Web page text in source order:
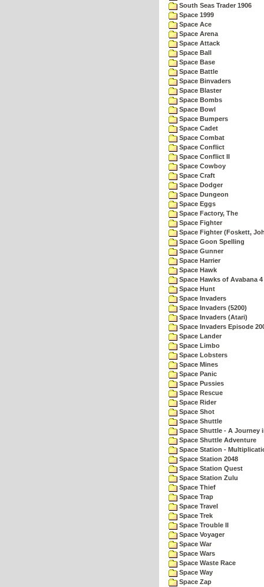
South Seas Trader 1906
Space 1999
Space Ace
Space Arena
Space Attack
Space Ball
Space Base
Space Battle
Space Binvaders
Space Blaster
Space Bombs
Space Bowl
Space Bumpers
Space Cadet
Space Combat
Space Conflict
Space Conflict II
Space Cowboy
Space Craft
Space Dodger
Space Dungeon
Space Eggs
Space Factory, The
Space Fighter
Space Fighter (Foskett,
Space Goon Spelling
Space Gunner
Space Harrier
Space Hawk
Space Hawks of Avabana 4
Space Hunt
Space Invaders
Space Invaders (5200)
Space Invaders (Atari)
Space Invaders Episode
Space Lander
Space Limbo
Space Lobsters
Space Mines
Space Panic
Space Pussies
Space Rescue
Space Rider
Space Shot
Space Shuttle
Space Shuttle - A Journey
Space Shuttle Adventure
Space Station -
Space Station 2048
Space Station Quest
Space Station Zulu
Space Thief
Space Trap
Space Travel
Space Trek
Space Trouble II
Space Voyager
Space War
Space Wars
Space Waste Race
Space Way
Space Zap